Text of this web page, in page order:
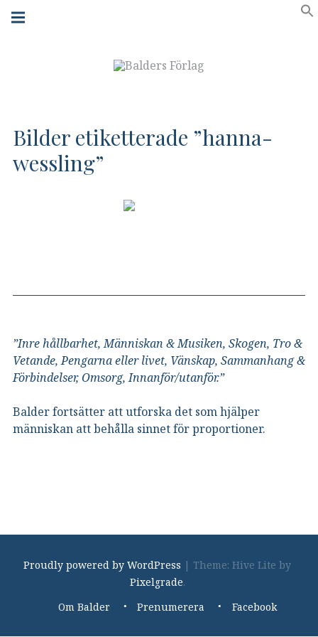
Skip
navigation
Bilder etiketterade ”hanna-
wessling”
”Inre hållbarhet, Människan & Musiken, Skogen, Tro &
Vetande, Pengarna eller livet, Vänskap, Sammanhang &
Förbindelser, Omsorg, Innanför/utanför.”
Balder fortsätter att utforska det som hjälper
människan att behålla sinnet för proportioner.
Proudly powered by WordPress | Theme: Hive Lite by
Pixelgrade.
Om Balder Prenumerera Facebook